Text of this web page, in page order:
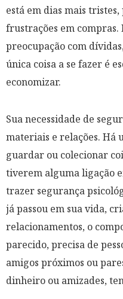
está em dias mais
frustrações em compras.
preocupação com
única coisa a se fazer é
economizar.
Sua necessidade de
materiais e relações. Há
guardar ou colecionar
tiverem alguma ligação
trazer segurança
já passou em sua vida,
relacionamentos, o
parecido, precisa de
amigos próximos ou
dinheiro ou amizades,